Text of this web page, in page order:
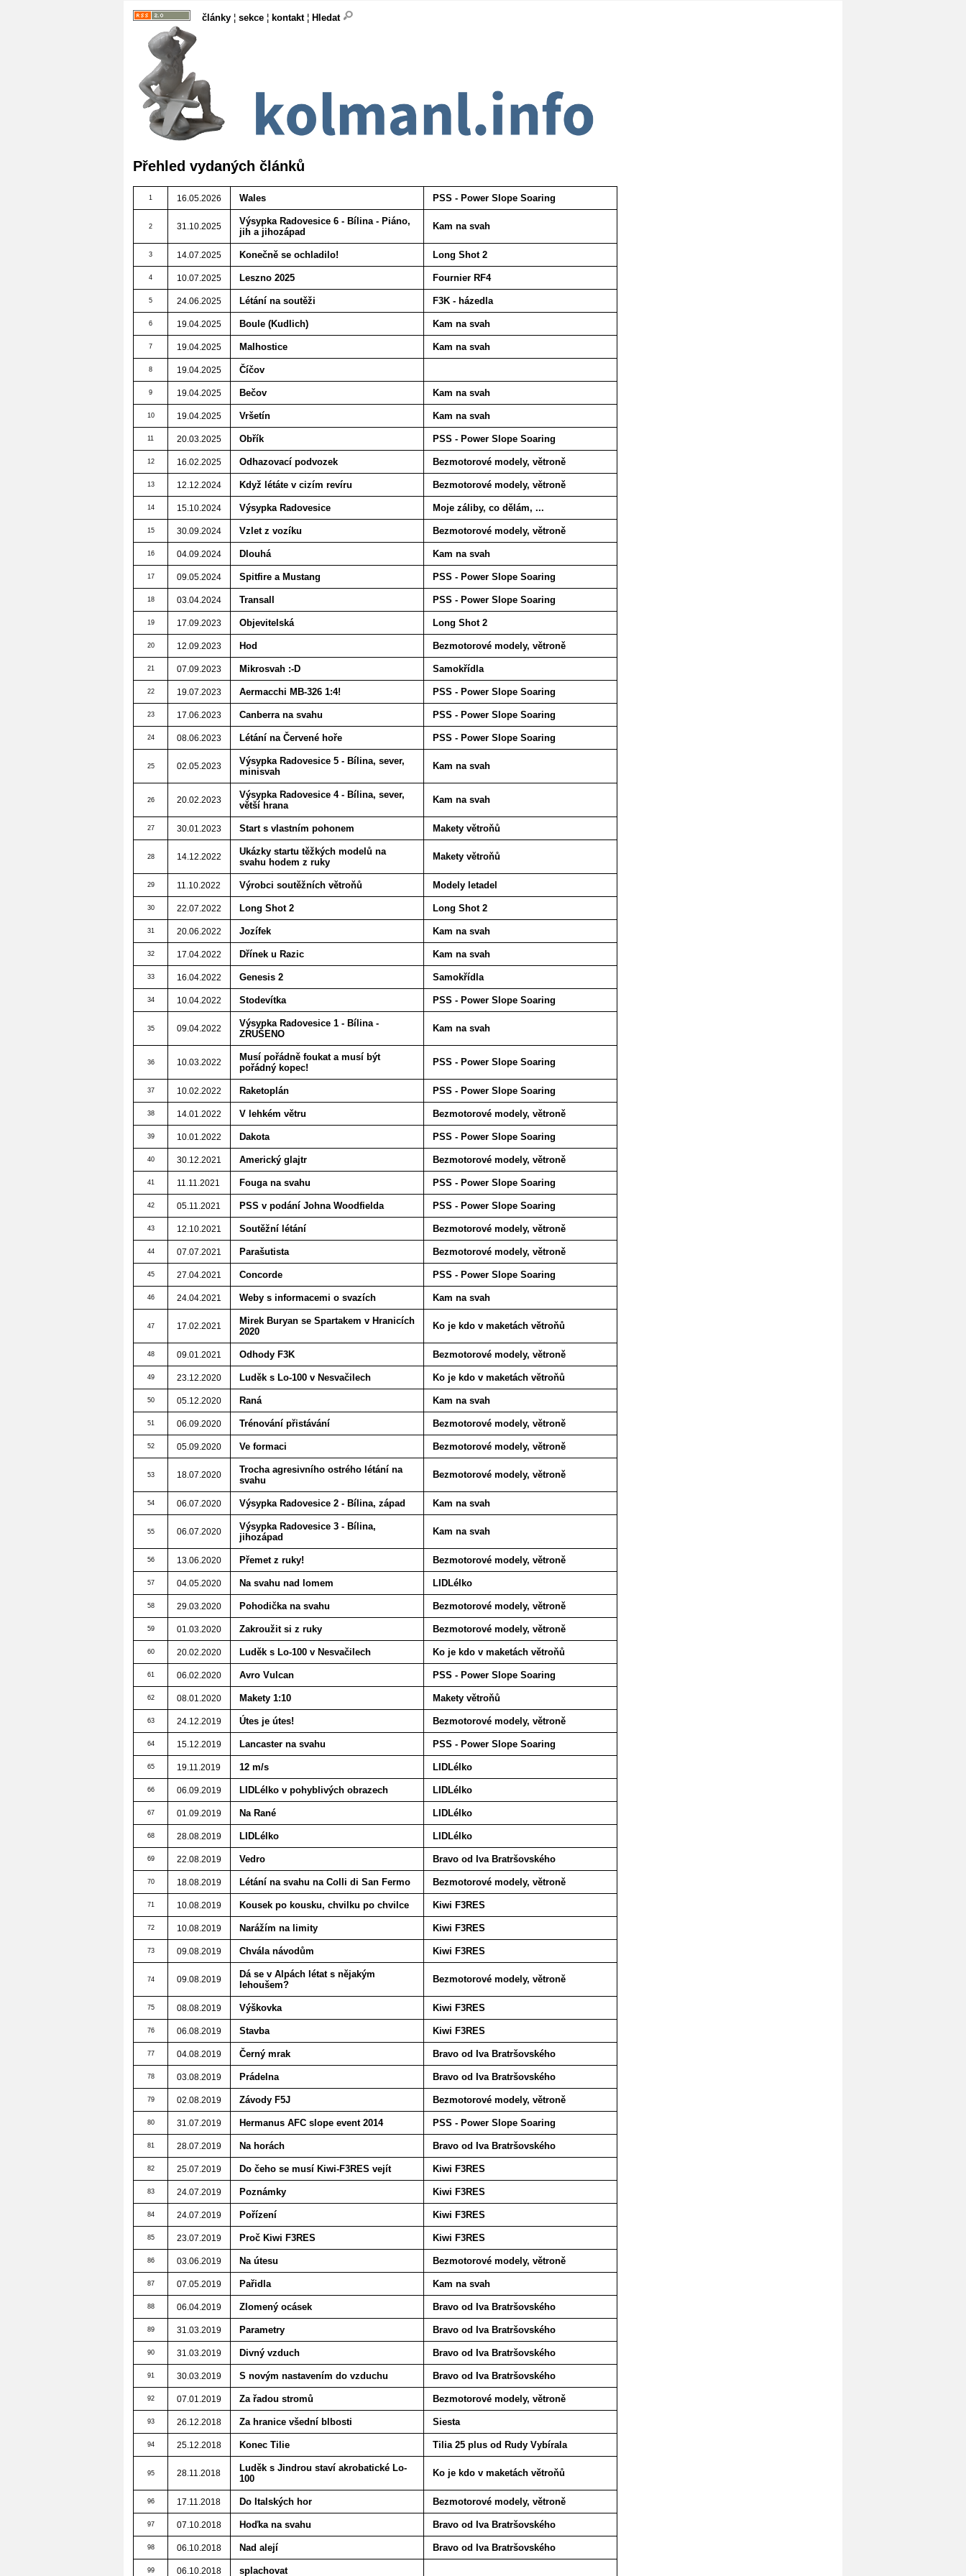
články ¦ sekce ¦ kontakt¦ Hledat
Přehled vydaných článků
1 16.05.2026 Wales PSS - Power Slope Soaring
2 31.10.2025
Výsypka Radovesice 6 - Bílina - Piáno,
jih a jihozápad
Kam na svah
3 14.07.2025 Konečně se ochladilo! Long Shot 2
4 10.07.2025 Leszno 2025 Fournier RF4
5 24.06.2025 Létání na soutěži F3K - házedla
6 19.04.2025 Boule (Kudlich) Kam na svah
7 19.04.2025 Malhostice Kam na svah
8 19.04.2025 Číčov
9 19.04.2025 Bečov Kam na svah
10 19.04.2025 Vršetín Kam na svah
11 20.03.2025 Obřík PSS - Power Slope Soaring
12 16.02.2025 Odhazovací podvozek Bezmotorové modely, větroně
13 12.12.2024 Když létáte v cizím revíru Bezmotorové modely, větroně
14 15.10.2024 Výsypka Radovesice Moje záliby, co dělám, ...
15 30.09.2024 Vzlet z vozíku Bezmotorové modely, větroně
16 04.09.2024 Dlouhá Kam na svah
17 09.05.2024 Spitfire a Mustang PSS - Power Slope Soaring
18 03.04.2024 Transall PSS - Power Slope Soaring
19 17.09.2023 Objevitelská Long Shot 2
20 12.09.2023 Hod Bezmotorové modely, větroně
21 07.09.2023 Mikrosvah :-D Samokřídla
22 19.07.2023 Aermacchi MB-326 1:4! PSS - Power Slope Soaring
23 17.06.2023 Canberra na svahu PSS - Power Slope Soaring
24 08.06.2023 Létání na Červené hoře PSS - Power Slope Soaring
25 02.05.2023
Výsypka Radovesice 5 - Bílina, sever,
minisvah
Kam na svah
26 20.02.2023
Výsypka Radovesice 4 - Bílina, sever,
větší hrana
Kam na svah
27 30.01.2023 Start s vlastním pohonem Makety větroňů
28 14.12.2022
Ukázky startu těžkých modelů na
svahu hodem z ruky
Makety větroňů
29 11.10.2022 Výrobci soutěžních větroňů Modely letadel
30 22.07.2022 Long Shot 2 Long Shot 2
31 20.06.2022 Jozífek Kam na svah
32 17.04.2022 Dřínek u Razic Kam na svah
33 16.04.2022 Genesis 2 Samokřídla
34 10.04.2022 Stodevítka PSS - Power Slope Soaring
35 09.04.2022
Výsypka Radovesice 1 - Bílina -
ZRUŠENO
Kam na svah
36 10.03.2022
Musí pořádně foukat a musí být
pořádný kopec!
PSS - Power Slope Soaring
37 10.02.2022 Raketoplán PSS - Power Slope Soaring
38 14.01.2022 V lehkém větru Bezmotorové modely, větroně
39 10.01.2022 Dakota PSS - Power Slope Soaring
40 30.12.2021 Americký glajtr Bezmotorové modely, větroně
41 11.11.2021 Fouga na svahu PSS - Power Slope Soaring
42 05.11.2021 PSS v podání Johna Woodfielda PSS - Power Slope Soaring
43 12.10.2021 Soutěžní létání Bezmotorové modely, větroně
44 07.07.2021 Parašutista Bezmotorové modely, větroně
45 27.04.2021 Concorde PSS - Power Slope Soaring
46 24.04.2021 Weby s informacemi o svazích Kam na svah
47 17.02.2021
Mirek Buryan se Spartakem v Hranicích
2020
Ko je kdo v maketách větroňů
48 09.01.2021 Odhody F3K Bezmotorové modely, větroně
49 23.12.2020 Luděk s Lo-100 v Nesvačilech Ko je kdo v maketách větroňů
50 05.12.2020 Raná Kam na svah
51 06.09.2020 Trénování přistávání Bezmotorové modely, větroně
52 05.09.2020 Ve formaci Bezmotorové modely, větroně
53 18.07.2020
Trocha agresivního ostrého létání na
svahu
Bezmotorové modely, větroně
54 06.07.2020 Výsypka Radovesice 2 - Bílina, západ Kam na svah
55 06.07.2020
Výsypka Radovesice 3 - Bílina,
jihozápad
Kam na svah
56 13.06.2020 Přemet z ruky! Bezmotorové modely, větroně
57 04.05.2020 Na svahu nad lomem LIDLélko
58 29.03.2020 Pohodička na svahu Bezmotorové modely, větroně
59 01.03.2020 Zakroužit si z ruky Bezmotorové modely, větroně
60 20.02.2020 Luděk s Lo-100 v Nesvačilech Ko je kdo v maketách větroňů
61 06.02.2020 Avro Vulcan PSS - Power Slope Soaring
62 08.01.2020 Makety 1:10 Makety větroňů
63 24.12.2019 Útes je útes! Bezmotorové modely, větroně
64 15.12.2019 Lancaster na svahu PSS - Power Slope Soaring
65 19.11.2019 12 m/s LIDLélko
66 06.09.2019 LIDLélko v pohyblivých obrazech LIDLélko
67 01.09.2019 Na Rané LIDLélko
68 28.08.2019 LIDLélko LIDLélko
69 22.08.2019 Vedro Bravo od Iva Bratršovského
70 18.08.2019 Létání na svahu na Colli di San Fermo Bezmotorové modely, větroně
71 10.08.2019 Kousek po kousku, chvilku po chvilce Kiwi F3RES
72 10.08.2019 Narážím na limity Kiwi F3RES
73 09.08.2019 Chvála návodům Kiwi F3RES
74 09.08.2019
Dá se v Alpách létat s nějakým
lehoušem?
Bezmotorové modely, větroně
75 08.08.2019 Výškovka Kiwi F3RES
76 06.08.2019 Stavba Kiwi F3RES
77 04.08.2019 Černý mrak Bravo od Iva Bratršovského
78 03.08.2019 Prádelna Bravo od Iva Bratršovského
79 02.08.2019 Závody F5J Bezmotorové modely, větroně
80 31.07.2019 Hermanus AFC slope event 2014 PSS - Power Slope Soaring
81 28.07.2019 Na horách Bravo od Iva Bratršovského
82 25.07.2019 Do čeho se musí Kiwi-F3RES vejít Kiwi F3RES
83 24.07.2019 Poznámky Kiwi F3RES
84 24.07.2019 Pořízení Kiwi F3RES
85 23.07.2019 Proč Kiwi F3RES Kiwi F3RES
86 03.06.2019 Na útesu Bezmotorové modely, větroně
87 07.05.2019 Pařidla Kam na svah
88 06.04.2019 Zlomený ocásek Bravo od Iva Bratršovského
89 31.03.2019 Parametry Bravo od Iva Bratršovského
90 31.03.2019 Divný vzduch Bravo od Iva Bratršovského
91 30.03.2019 S novým nastavením do vzduchu Bravo od Iva Bratršovského
92 07.01.2019 Za řadou stromů Bezmotorové modely, větroně
93 26.12.2018 Za hranice všední blbosti Siesta
94 25.12.2018 Konec Tilie Tilia 25 plus od Rudy Vybírala
95 28.11.2018
Luděk s Jindrou staví akrobatické Lo-
100
Ko je kdo v maketách větroňů
96 17.11.2018 Do Italských hor Bezmotorové modely, větroně
97 07.10.2018 Hoďka na svahu Bravo od Iva Bratršovského
98 06.10.2018 Nad alejí Bravo od Iva Bratršovského
99 06.10.2018 splachovat